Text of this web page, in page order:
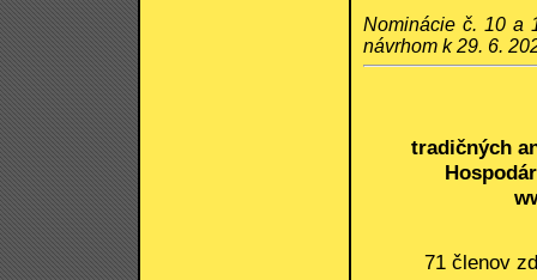
Nominácie č. 10 a
návrhom k 29. 6.
tradičných
71 členov